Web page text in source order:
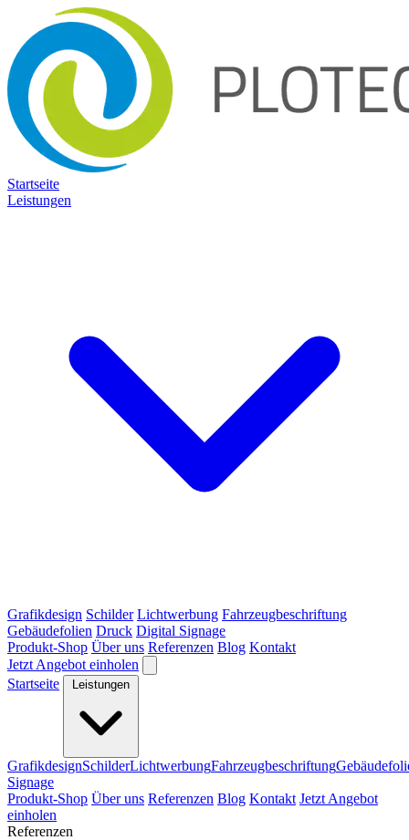
Startseite
Leistungen
Grafikdesign Schilder Lichtwerbung Fahrzeugbeschriftung
Gebäudefolien Druck Digital Signage
Produkt-Shop Über uns Referenzen Blog Kontakt
Jetzt Angebot einholen
Startseite
GrafikdesignSchilderLichtwerbungFahrzeugbeschriftung
Signage
Produkt-Shop Über uns Referenzen Blog Kontakt Jetzt Angebot
einholen
Referenzen